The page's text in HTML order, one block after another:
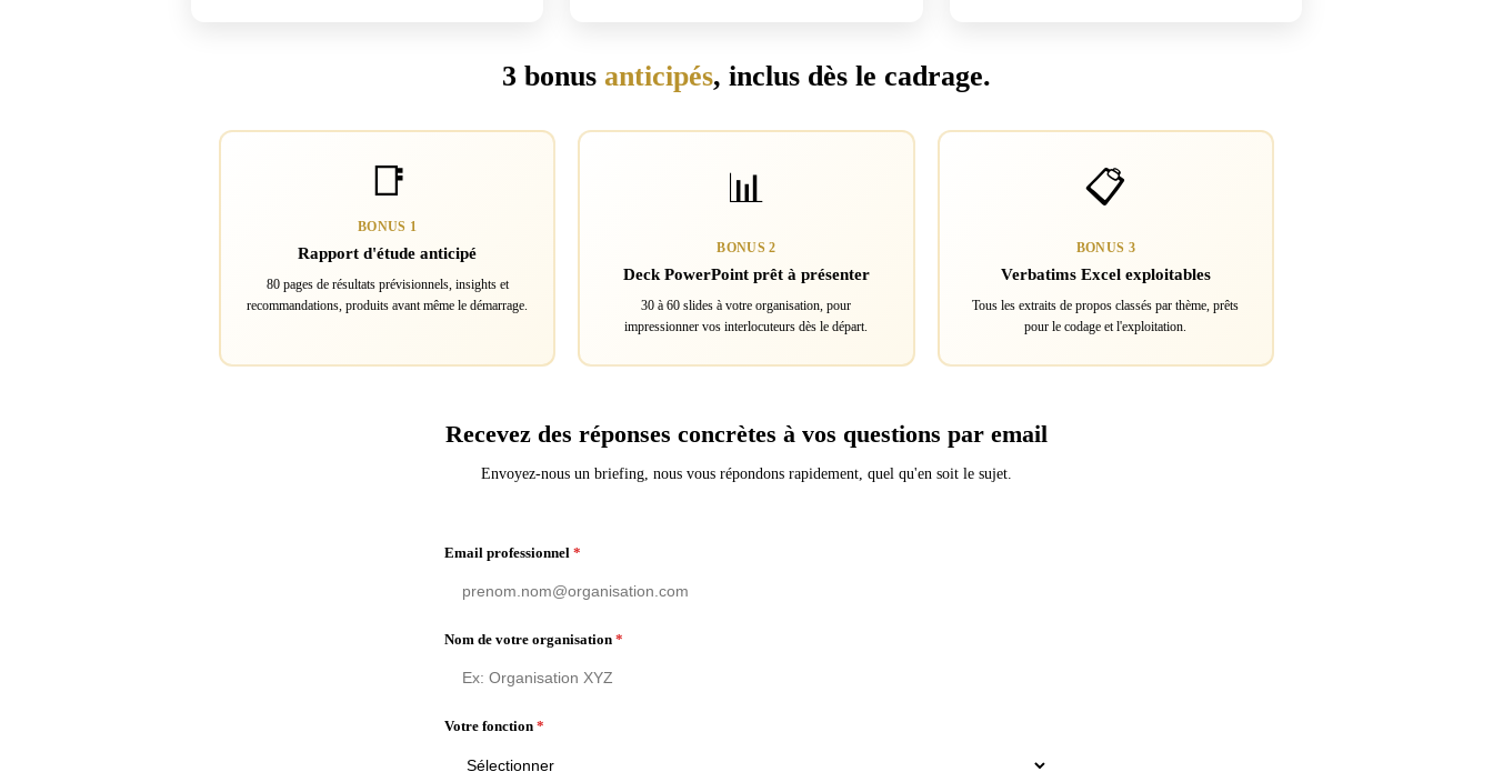
3 bonus anticipés, inclus dès le cadrage.
📑
BONUS 1
Rapport d'étude anticipé
80 pages de résultats prévisionnels, insights et
recommandations, produits avant même le démarrage.
📊
BONUS 2
Deck PowerPoint prêt à présenter
30 à 60 slides à votre organisation, pour
impressionner vos interlocuteurs dès le départ.
📋
BONUS 3
Verbatims Excel exploitables
Tous les extraits de propos classés par thème, prêts
pour le codage et l'exploitation.
Recevez des réponses concrètes à vos questions par email
Envoyez-nous un briefing, nous vous répondons rapidement, quel qu'en soit le sujet.
Email professionnel *
Nom de votre organisation *
Votre fonction *